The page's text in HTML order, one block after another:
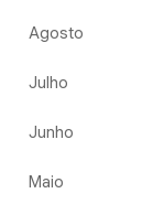
Agosto
Julho
Junho
Maio